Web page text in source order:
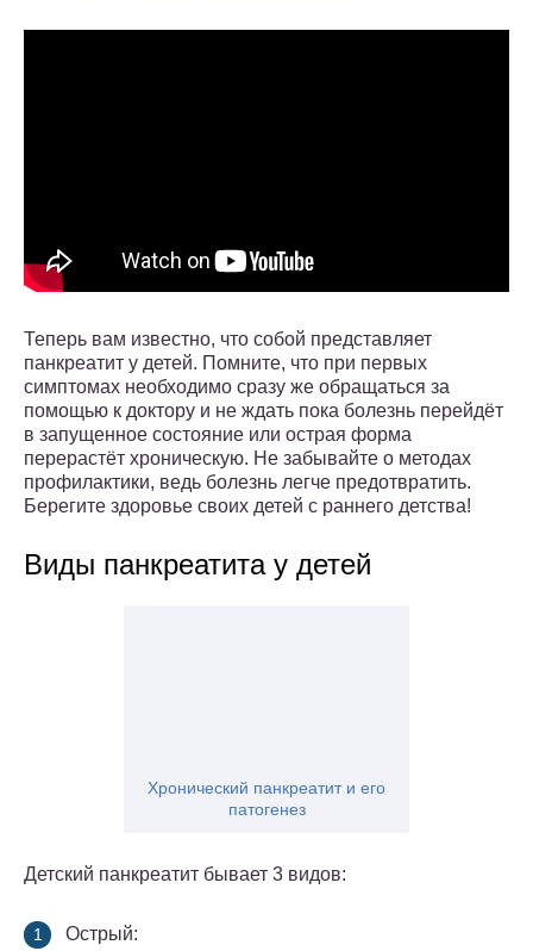
Теперь вам известно, что собой представляет
панкреатит у детей. Помните, что при первых
симптомах необходимо сразу же обращаться за
помощью к доктору и не ждать пока болезнь перейдёт
в запущенное состояние или острая форма
перерастёт хроническую. Не забывайте о методах
профилактики, ведь болезнь легче предотвратить.
Берегите здоровье своих детей с раннего детства!
Виды панкреатита у детей
Хронический панкреатит и его
патогенез
Детский панкреатит бывает 3 видов:
Острый: